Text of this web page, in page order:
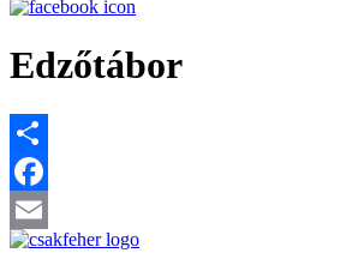
Edzőtábor
Share
Facebook
Email